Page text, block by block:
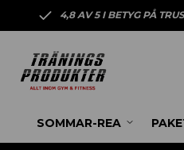
4,8 AV 5 I BETYG PÅ
SOMMAR-REA